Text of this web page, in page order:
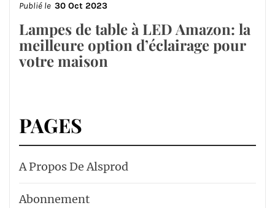
Publié le 30 Oct 2023
Lampes de table à LED Amazon: la
meilleure option d’éclairage pour
votre maison
PAGES
A Propos De Alsprod
Abonnement